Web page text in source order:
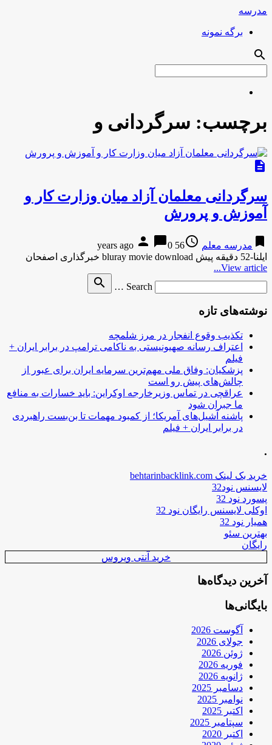
مدرسه
برگه نمونه
search
برچسب: سرگردانی و
description
سرگردانی معلمان آزاد میان وزارت کار و
آموزش و پرورش
bookmark مدرسه معلم access_time
56 years ago
person chat_bubble0
ایلنا-52 دقیقه پیش bluray movie download خبرگذاری اصفحان
View article...
Search …
search
نوشته‌های تازه
تکذیب وقوع انفجار در مرز شلمچه
اعتراف رسانه صهیونیستی به ناکامی ترامپ در برابر ایران +
فیلم
پزشکیان: وفاق ملی مهم‌ترین سرمایه ایران برای عبور از
چالش‌های پیش رو است
عراقچی در تماس وزیرخارجه اوکراین: باید خسارات به منافع
ما جبران شود
پاشنه آشیل‌های آمریکا؛ از کمبود مهمات تا بن‌بست راهبردی
در برابر ایران + فیلم
.
خرید بک لینک behtarinbacklink.com
لایسنس نود32
پسورد نود 32
اوکلی لایسنس رایگان نود 32
همیار نود 32
بهترین سئو
رایگان
خرید آنتی ویروس
آخرین دیدگاه‌ها
بایگانی‌ها
آگوست 2026
جولای 2026
ژوئن 2026
فوریه 2026
ژانویه 2026
دسامبر 2025
نوامبر 2025
اکتبر 2025
سپتامبر 2025
اکتبر 2020